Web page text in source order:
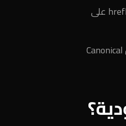
مع وسوم hreflang على
لا تُضمّن معايير التصفية في روابط مفهرسة إلا عند وجود طلب بحث واضح، وفعّل Canonical